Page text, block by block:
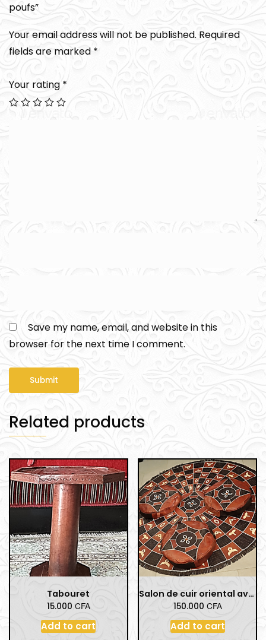
poufs”
Your email address will not be published. Required
fields are marked *
Your rating *
Save my name, email, and website in this
browser for the next time I comment.
Related products
Tabouret
15.000 CFA
Add to cart
Salon de cuir oriental avec des poufs
150.000 CFA
Add to cart